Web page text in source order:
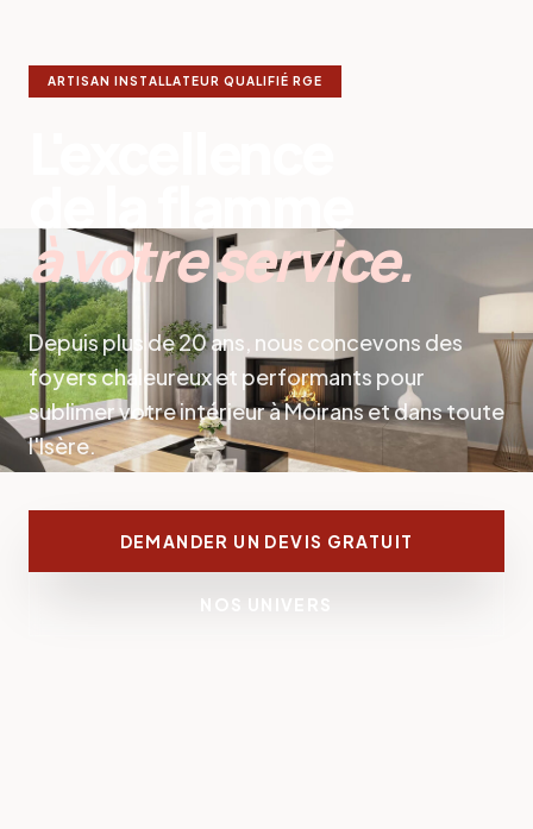
ARTISAN INSTALLATEUR QUALIFIÉ RGE
de la flamme
à votre service.
Depuis plus de 20 ans, nous concevons des
foyers chaleureux et performants pour
sublimer votre intérieur à Moirans et dans toute
l'Isère.
DEMANDER UN DEVIS GRATUIT
NOS UNIVERS